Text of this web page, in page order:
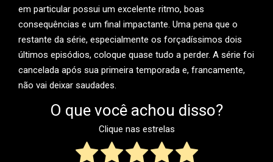
em particular possui um excelente ritmo, boas
consequências e um final impactante. Uma pena que o
restante da série, especialmente os forçadíssimos dois
últimos episódios, coloque quase tudo a perder. A série foi
cancelada após sua primeira temporada e, francamente,
não vai deixar saudades.
O que você achou disso?
Clique nas estrelas